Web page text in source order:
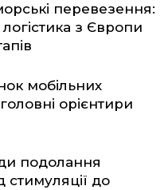
перевезення:
з Європи
мобільних
орієнтири
подолання
стимуляції до